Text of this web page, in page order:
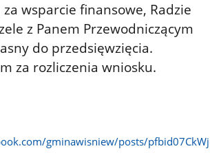
za wsparcie finansowe, Radzie
z Panem Przewodniczącym
do przedsięwzięcia.
za rozliczenia wniosku.
gminawisniew/posts/